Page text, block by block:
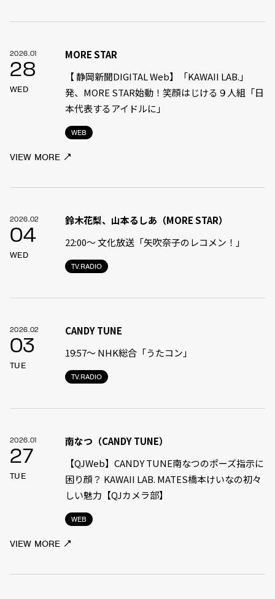
2026.01
28
WED
WEB
MORE STAR
【 静岡新聞DIGITAL Web】「KAWAII LAB.」
発、MORE STAR始動！笑顔はじける９人組「日
本代表するアイドルに」
VIEW MORE
2026.02
04
WED
TV.RADIO
鈴木花梨、山本るしあ（MORE STAR）
22:00〜 文化放送「矢吹奈子のレコメン！」
2026.02
03
TUE
TV.RADIO
CANDY TUNE
19:57〜 NHK総合「うたコン」
2026.01
27
TUE
WEB
南なつ（CANDY TUNE）
【QJWeb】CANDY TUNE南なつのポーズ指示に
困り顔？ KAWAII LAB. MATES橋本けいなの初々
しい魅力【QJカメラ部】
VIEW MORE